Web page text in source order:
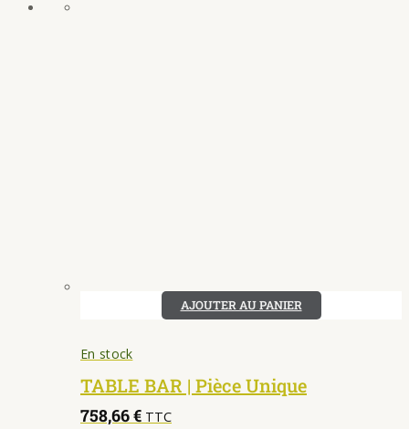
AJOUTER AU PANIER
TABLE BAR | Pièce Unique
758,66€ TTC
En stock